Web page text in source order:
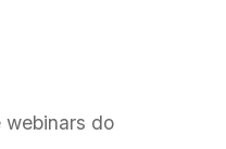
webinars do